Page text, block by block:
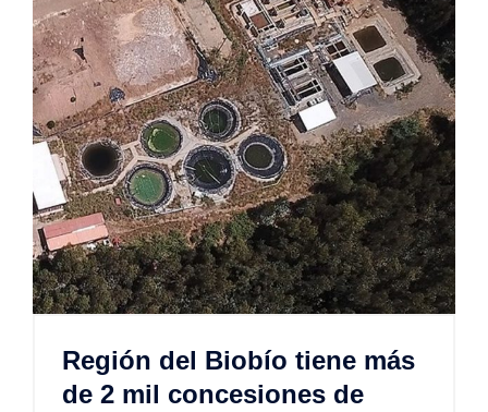
Región del Biobío tiene más
de 2 mil concesiones de